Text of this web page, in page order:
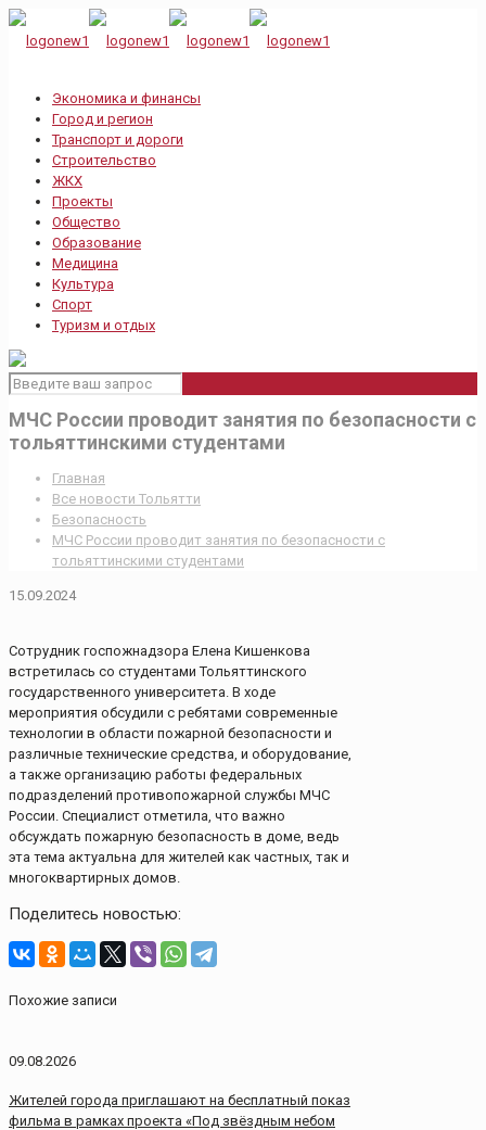
Экономика и финансы
Город и регион
Транспорт и дороги
Строительство
ЖКХ
Проекты
Общество
Образование
Медицина
Культура
Спорт
Туризм и отдых
МЧС России проводит занятия по безопасности с
тольяттинскими студентами
Главная
Все новости Тольятти
Безопасность
МЧС России проводит занятия по безопасности с
тольяттинскими студентами
15.09.2024
Сотрудник госпожнадзора Елена Кишенкова
встретилась со студентами Тольяттинского
государственного университета. В ходе
мероприятия обсудили с ребятами современные
технологии в области пожарной безопасности и
различные технические средства, и оборудование,
а также организацию работы федеральных
подразделений противопожарной службы МЧС
России. Специалист отметила, что важно
обсуждать пожарную безопасность в доме, ведь
эта тема актуальна для жителей как частных, так и
многоквартирных домов.
Поделитесь новостью:
Похожие записи
09.08.2026
Жителей города приглашают на бесплатный показ
фильма в рамках проекта «Под звёздным небом